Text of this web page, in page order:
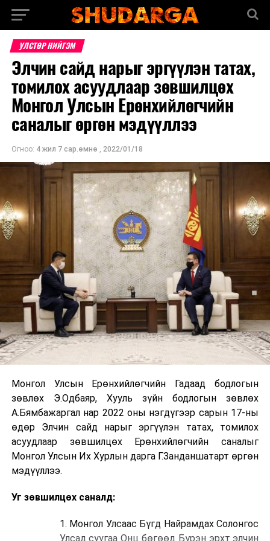
УЛСТӨР НИЙГЭМ
Элчин сайд нарыг эргүүлэн татах,
томилох асуудлаар зөвшилцөх
Монгол Улсын Ерөнхийлөгчийн
саналыг өргөн мэдүүллээ
Огноо: 4 жил 7 сар.өмнө , 2022/01/18
Монгол Улсын Ерөнхийлөгчийн Гадаад бодлогын
зөвлөх Э.Одбаяр, Хууль зүйн бодлогын зөвлөх
А.Бямбажаргал нар 2022 оны нэгдүгээр сарын 17-ны
өдөр Элчин сайд нарыг эргүүлэн татах, томилох
асуудлаар зөвшилцөх Ерөнхийлөгчийн саналыг
Монгол Улсын Их Хурлын дарга Г.Занданшатарт өргөн
мэдүүллээ.
Уг зөвшилцөх саналд:
1. Монгол Улсаас Бүгд Найрамдах Солонгос
Улсад суугаа Онц бөгөөд Бүрэн эрхт элчин